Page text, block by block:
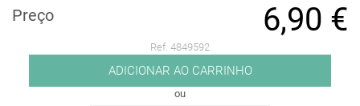
Preço 6,90 €
Ref. 4849592
ADICIONAR AO CARRINHO
ou